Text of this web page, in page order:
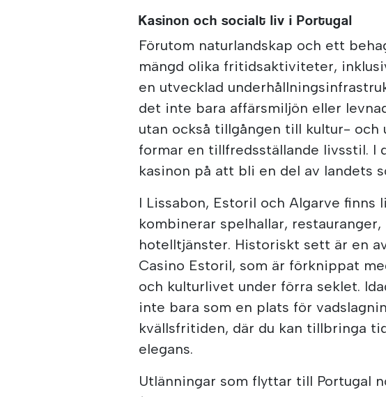
Kasinon och socialt liv i Portugal
Förutom naturlandskap och ett
mängd olika fritidsaktiviteter,
en utvecklad
det inte bara affärsmiljön eller
utan också tillgången till kultur- och
formar en tillfredsställande livsstil. I
kasinon på att bli en del av landets
I Lissabon, Estoril och Algarve finns
kombinerar spelhallar,
hotelltjänster. Historiskt sett är en
Casino Estoril, som är förknippat
och kulturlivet under förra seklet.
inte bara som en plats för
kvällsfritiden, där du kan tillbringa
elegans.
Utlänningar som flyttar till Portugal